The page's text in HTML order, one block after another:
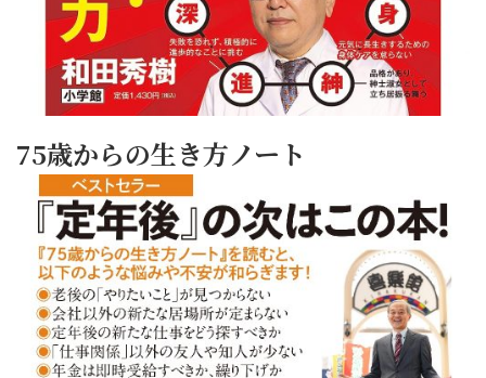
75歳からの生き方ノート